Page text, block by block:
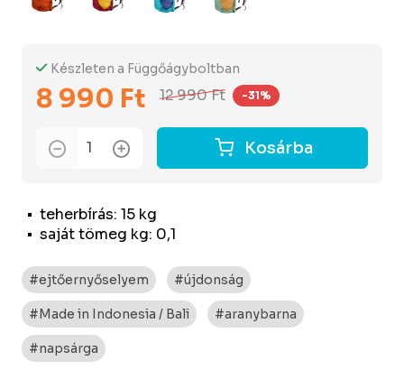
teherbírás: 15 kg
saját tömeg kg: 0,1
Készleten a Függőágyboltban
8 990 Ft 12 990 Ft -31%
Kosárba
#ejtőernyőselyem #újdonság
#Made in Indonesia / Bali #aranybarna
#napsárga